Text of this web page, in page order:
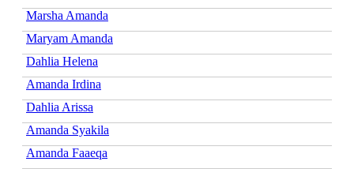
Marsha Amanda
Maryam Amanda
Dahlia Helena
Amanda Irdina
Dahlia Arissa
Amanda Syakila
Amanda Faaeqa